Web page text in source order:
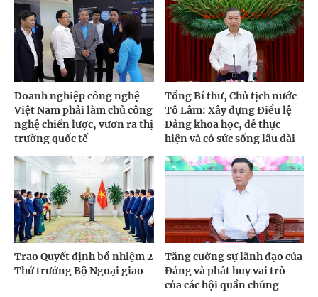
Doanh nghiệp công nghệ
Việt Nam phải làm chủ công
nghệ chiến lược, vươn ra thị
trường quốc tế
Tổng Bí thư, Chủ tịch nước
Tô Lâm: Xây dựng Điều lệ
Đảng khoa học, dễ thực
hiện và có sức sống lâu dài
Trao Quyết định bổ nhiệm 2
Thứ trưởng Bộ Ngoại giao
Tăng cường sự lãnh đạo của
Đảng và phát huy vai trò
của các hội quần chúng